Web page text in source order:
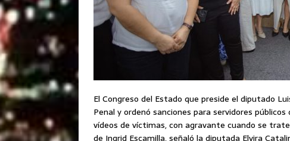
El Congreso del Estado que preside el diputado
Penal y ordenó sanciones para servidores
vídeos de víctimas, con agravante cuando se
de Ingrid Escamilla, señaló la diputada Elvira